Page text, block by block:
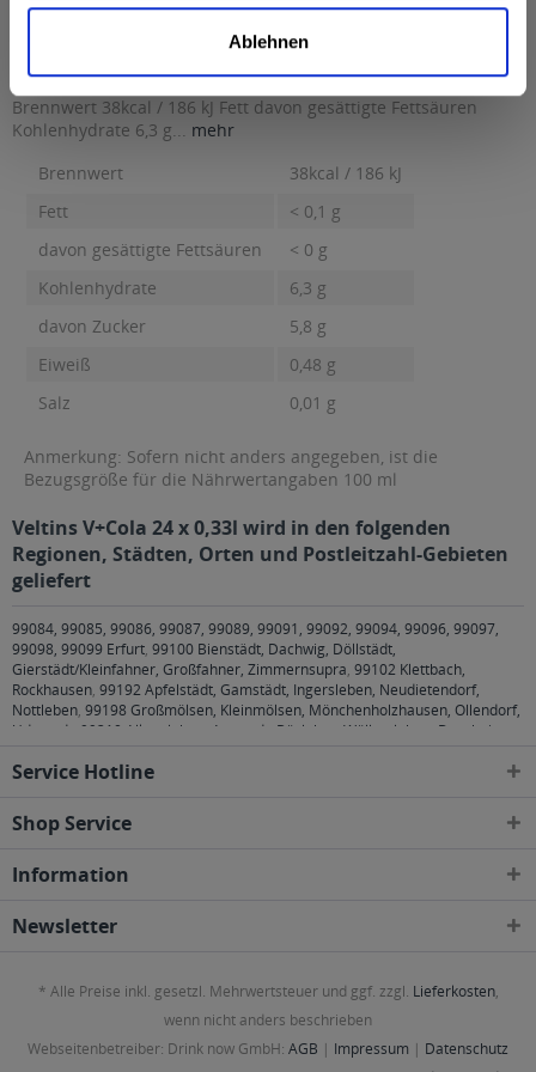
Ablehnen
2,0 % volmehr
Nährwertangaben
Brennwert 38kcal / 186 kJ Fett davon gesättigte Fettsäuren
Kohlenhydrate 6,3 g... mehr
Brennwert
38kcal / 186 kJ
Fett
< 0,1 g
davon gesättigte Fettsäuren
< 0 g
Kohlenhydrate
6,3 g
davon Zucker
5,8 g
Eiweiß
0,48 g
Salz
0,01 g
Anmerkung: Sofern nicht anders angegeben, ist die
Bezugsgröße für die Nährwertangaben 100 ml
Veltins V+Cola 24 x 0,33l wird in den folgenden
Regionen, Städten, Orten und Postleitzahl-Gebieten
geliefert
99084, 99085, 99086, 99087, 99089, 99091, 99092, 99094, 99096, 99097,
99098, 99099 Erfurt, 99100 Bienstädt, Dachwig, Döllstädt,
Gierstädt/Kleinfahner, Großfahner, Zimmernsupra, 99102 Klettbach,
Rockhausen, 99192 Apfelstädt, Gamstädt, Ingersleben, Neudietendorf,
Nottleben, 99198 Großmölsen, Kleinmölsen, Mönchenholzhausen, Ollendorf,
Udestedt
99310 Alkersleben, Arnstadt, Bösleben-Wüllersleben, Dornheim,
99334 Elleben, Elxleben, Ichtershausen, Kirchheim
Niederzimmern, Nohra, Ottstedt am Berge, Utzberg
Frankendorf, Großschwabhausen, Hammerstedt, Hohlstedt, Kiliansroda,
Umpferstedt,99867 Gotha
99869 Ballstädt, Brüheim, Bufleben, Ebenheim,
Remstädt, Schwabhaus
Kleinwelsbach, Mülverstedt, Neunheilingen, Schönstedt, Sundhausen,
Service Hotline
Shop Service
Information
Newsletter
* Alle Preise inkl. gesetzl. Mehrwertsteuer und ggf. zzgl. Lieferkosten,
wenn nicht anders beschrieben
Webseitenbetreiber: Drink now GmbH: AGB | Impressum | Datenschutz